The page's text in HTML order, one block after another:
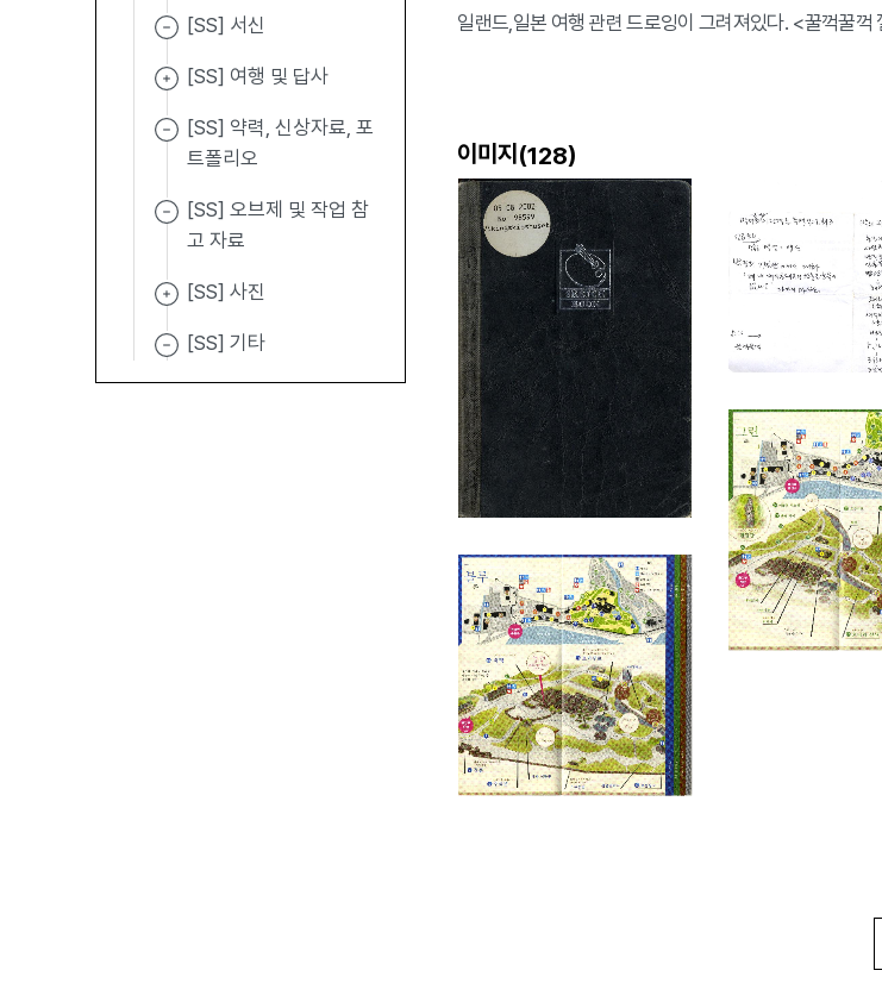
[SS] 서신
[SS] 여행 및 답사
[SS] 약력, 신상자료, 포
트폴리오
[SS] 오브제 및 작업 참
고 자료
[SS] 사진
[SS] 기타
일랜드,일본 여행 관련 드로잉이 그려져있다. <꿀꺽꿀꺽
이미지(128)